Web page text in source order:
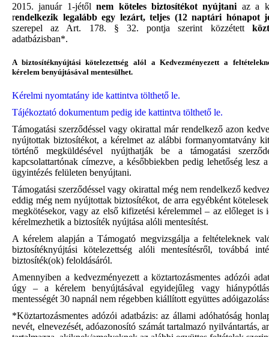
2015. január 1-jétőlnem köteles biztosítékot nyújtani az a
rendelkezik legalább egy lezárt, teljes (12 naptári hónapot
szerepel az Art. 178. § 32. pontja szerint közzétett
adatbázisban*.
A biztosítéknyújtási kötelezettség alól a Kedvezményezett a
kérelem benyújtásával mentesülhet.
Kérelmi nyomtatány ide kattintva tölthető le.
Tájékoztató dokumentum pedig ide kattintva tölthető le.
Támogatási szerződéssel vagy okirattal már rendelkező azon
nyújtottak biztosítékot, a kérelmet az alábbi formanyomtatvány
történő megküldésével nyújthatják be a támogatási
kapcsolattartónak címezve, a későbbiekben pedig lehetőség lesz
ügyintézés felületen benyújtani.
Támogatási szerződéssel vagy okirattal még nem rendelkező
eddig még nem nyújtottak biztosítékot, de arra egyébként
megkötésekor, vagy az első kifizetési kérelemmel – az előleget is
kérelmezhetik a biztosíték nyújtása alóli mentesítést.
A kérelem alapján a Támogató megvizsgálja a feltételeknek
biztosítéknyújtási kötelezettség alóli mentesítésről, továbbá
biztosíték(ok) feloldásáról.
Amennyiben a kedvezményezett a köztartozásmentes adózói
úgy – a kérelem benyújtásával egyidejűleg vagy
mentességét 30 napnál nem régebben kiállított együttes
*Köztartozásmentes adózói adatbázis: az állami adóhatóság
nevét, elnevezését, adóazonosító számát tartalmazó nyilvántartás,